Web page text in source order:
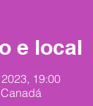
e local
19:00